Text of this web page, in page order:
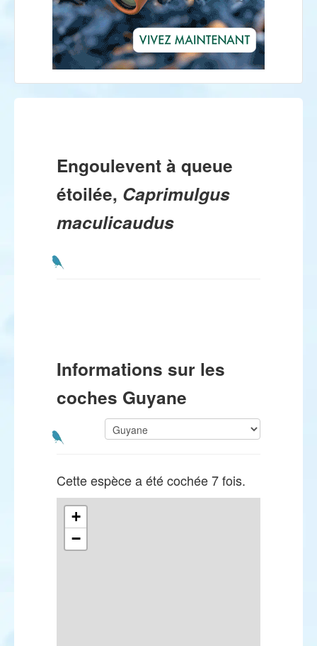
Engoulevent à queue
étoilée, Caprimulgus
maculicaudus
Informations sur les
coches Guyane
Cette espèce a été cochée 7 fois.
+
−